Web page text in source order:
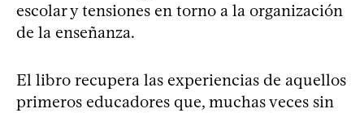
escolar y tensiones en torno a la organización
de la enseñanza.
El libro recupera las experiencias de aquellos
primeros educadores que, muchas veces sin